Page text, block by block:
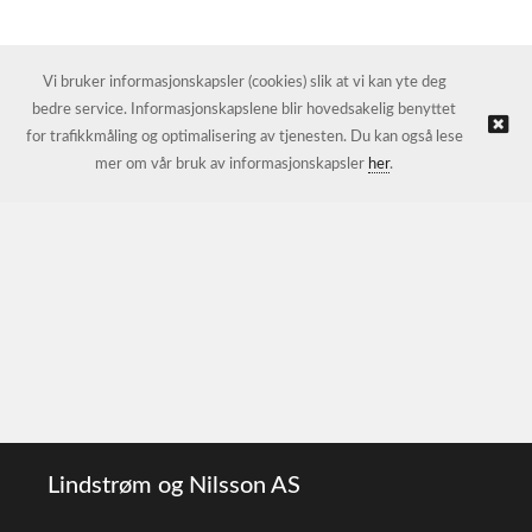
Lindstrøm og Nilsson AS
Vi bruker informasjonskapsler (cookies) slik at vi kan yte deg
bedre service. Informasjonskapslene blir hovedsakelig benyttet
for trafikkmåling og optimalisering av tjenesten. Du kan også lese
mer om vår bruk av informasjonskapsler her.